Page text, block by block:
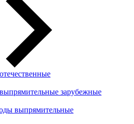
зарубежные
выпрямительные